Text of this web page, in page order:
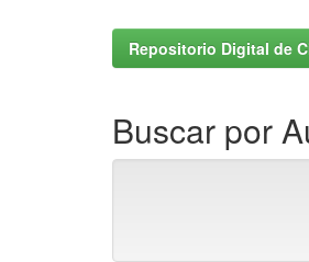
Repositorio Digital de
Buscar por